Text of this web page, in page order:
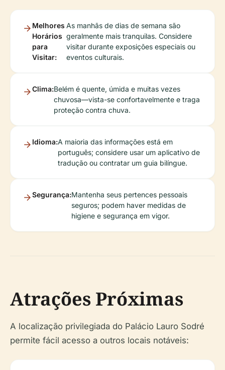
Melhores
Horários
para
Visitar:
As manhãs de dias de semana são
geralmente mais tranquilas. Considere
visitar durante exposições especiais ou
eventos culturais.
Clima:Belém é quente, úmida e muitas vezes
chuvosa—vista-se confortavelmente e traga
proteção contra chuva.
Idioma:A maioria das informações está em
português; considere usar um aplicativo de
tradução ou contratar um guia bilíngue.
Segurança:Mantenha seus pertences pessoais
seguros; podem haver medidas de
higiene e segurança em vigor.
Atrações Próximas
A localização privilegiada do Palácio Lauro Sodré
permite fácil acesso a outros locais notáveis: